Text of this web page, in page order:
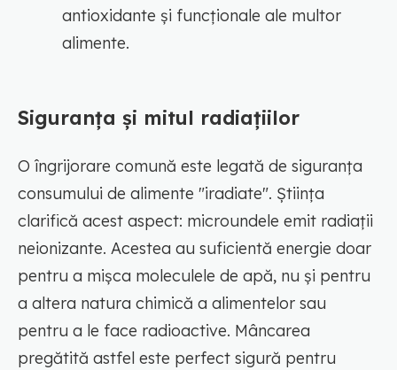
antioxidante și funcționale ale multor
alimente.
Siguranța și mitul radiațiilor
O îngrijorare comună este legată de siguranța
consumului de alimente "iradiate". Știința
clarifică acest aspect: microundele emit radiații
neionizante. Acestea au suficientă energie doar
pentru a mișca moleculele de apă, nu și pentru
a altera natura chimică a alimentelor sau
pentru a le face radioactive. Mâncarea
pregătită astfel este perfect sigură pentru